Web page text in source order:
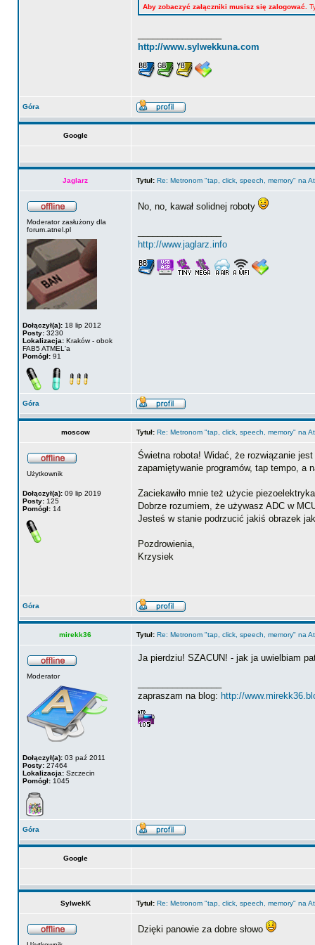
Aby zobaczyć załączniki musisz się zalogować.
http://www.sylwekkuna.com
Góra
Google
Jaglarz Tytuł: Re: Metronom "tap, click, speech, memory" na
Moderator zasłużony dla
forum.atnel.pl
Dołączył(a): 18 lip 2012
Posty: 3230
Lokalizacja: Kraków - obok
FAB5 ATMEL'a
Pomógł: 91
No, no, kawał solidnej roboty
http://www.jaglarz.info
Góra
moscow Tytuł: Re: Metronom "tap, click, speech, memory" na
Użytkownik
Dołączył(a): 09 lip 2019
Posty: 125
Pomógł: 14
Świetna robota! Widać, że rozwiązanie
zapamiętywanie programów, tap tempo, a
Zaciekawiło mnie też użycie
Dobrze rozumiem, że używasz ADC w
Jesteś w stanie podrzucić jakiś obrazek
Pozdrowienia,
Krzysiek
Góra
mirekk36 Tytuł: Re: Metronom "tap, click, speech, memory" na
Moderator
Dołączył(a): 03 paź 2011
Posty: 27464
Lokalizacja: Szczecin
Pomógł: 1045
Ja pierdziu! SZACUN! - jak ja uwielbiam
zapraszam na blog: http://
Góra
Google
SylwekK Tytuł: Re: Metronom "tap, click, speech, memory" na
Dzięki panowie za dobre słowo